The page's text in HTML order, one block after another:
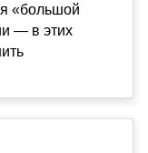
«большой
— в этих